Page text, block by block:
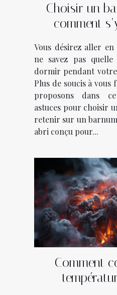
Choisir un
comment
Vous désirez aller en
ne savez pas
dormir pendant
Plus de soucis à vous
proposons dans
astuces pour choisir
retenir sur un
abri conçu pour...
Comment